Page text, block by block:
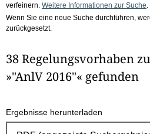
verfeinern. Weitere Informationen zur Suche
Wenn Sie eine neue Suche durchführen,
zurückgesetzt.
38 Regelungsvorhaben
»"AnlV 2016"« gefunden
Ergebnisse herunterladen